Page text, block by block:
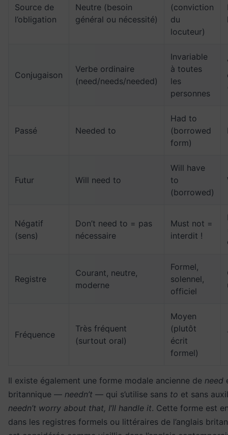
Source de
l’obligation
Neutre (besoin
général ou nécessité)
(conviction
du
locuteur)
Conjugaison
Verbe ordinaire
(need/needs/needed)
Invariable
à toutes
les
personnes
Passé Needed to
Had to
(borrowed
form)
Futur Will need to
Will have
to
(borrowed)
Négatif
(sens)
Don’t need to = pas
nécessaire
Must not =
interdit !
Registre
Courant, neutre,
moderne
Formel,
solennel,
officiel
Fréquence
Très fréquent
(surtout oral)
Moyen
(plutôt
écrit
formel)
Il existe également une forme modale ancienne de need
britannique — needn’t — qui s’utilise sans to et sans
needn’t worry about that, I’ll handle it. Cette forme est
dans les registres formels ou littéraires de l’anglais